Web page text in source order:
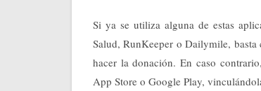
Si ya se utiliza alguna de estas
Salud, RunKeeper o Dailymile,
hacer la donación. En caso
App Store o Google Play,